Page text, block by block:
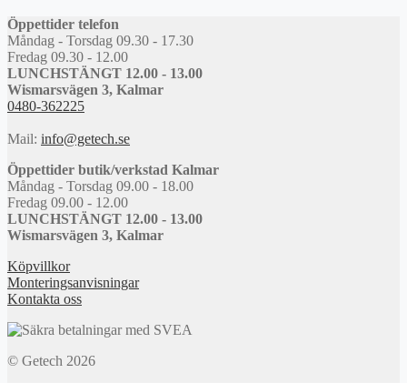
Öppettider telefon
Måndag - Torsdag 09.30 - 17.30
Fredag 09.30 - 12.00
LUNCHSTÄNGT 12.00 - 13.00
Wismarsvägen 3, Kalmar
0480-362225
Mail: info@getech.se
Öppettider butik/verkstad Kalmar
Måndag - Torsdag 09.00 - 18.00
Fredag 09.00 - 12.00
LUNCHSTÄNGT 12.00 - 13.00
Wismarsvägen 3, Kalmar
Köpvillkor
Monteringsanvisningar
Kontakta oss
© Getech 2026